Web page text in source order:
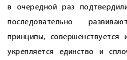
в очередной раз
последовательно
принципы, совершенствуется
укрепляется единство и